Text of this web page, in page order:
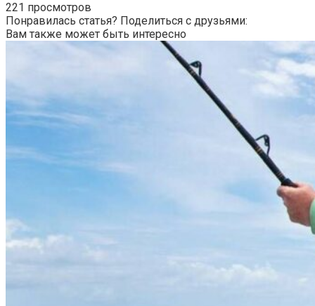
221 просмотров
Понравилась статья? Поделиться с друзьями:
Вам также может быть интересно